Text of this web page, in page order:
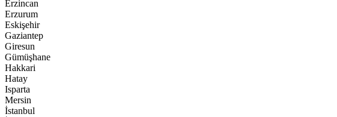
Erzincan
Erzurum
Eskişehir
Gaziantep
Giresun
Gümüşhane
Hakkari
Hatay
Isparta
Mersin
İstanbul